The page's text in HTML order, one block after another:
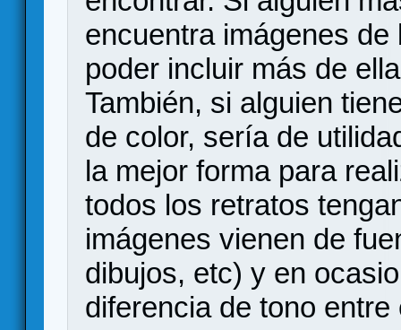
encuentra imágenes
poder incluir más de
También, si alguien
de color, sería de
la mejor forma para
todos los retratos
imágenes vienen de
dibujos, etc) y en
diferencia de tono entre